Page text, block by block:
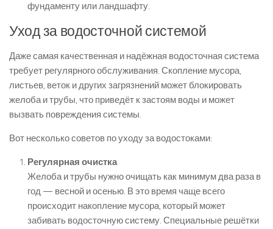
фундаменту или ландшафту.
Уход за водосточной системой
Даже самая качественная и надёжная водосточная система
требует регулярного обслуживания. Скопление мусора,
листьев, веток и других загрязнений может блокировать
желоба и трубы, что приведёт к застоям воды и может
вызвать повреждения системы.
Вот несколько советов по уходу за водостоками:
Регулярная очистка
Желоба и трубы нужно очищать как минимум два раза в
год — весной и осенью. В это время чаще всего
происходит накопление мусора, который может
забивать водосточную систему. Специальные решётки